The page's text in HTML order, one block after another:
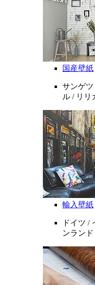
国産壁紙
サンゲツ
ル / リリ
輸入壁紙
ドイツ /
ンランド